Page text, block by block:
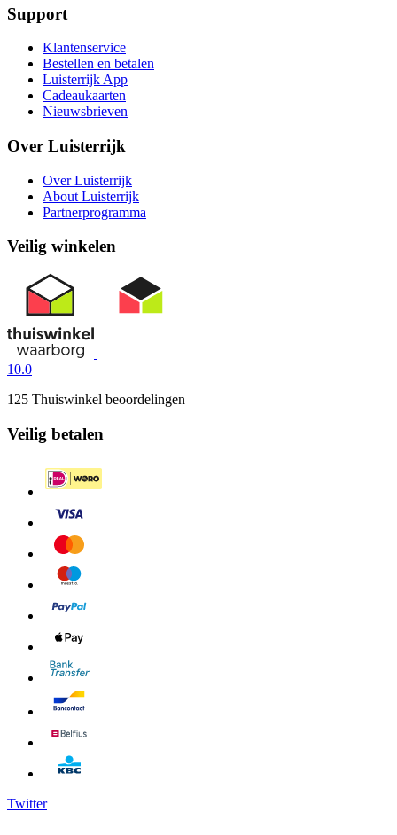
Support
Klantenservice
Bestellen en betalen
Luisterrijk App
Cadeaukaarten
Nieuwsbrieven
Over Luisterrijk
Over Luisterrijk
About Luisterrijk
Partnerprogramma
Veilig winkelen
10.0
125 Thuiswinkel beoordelingen
Veilig betalen
Twitter